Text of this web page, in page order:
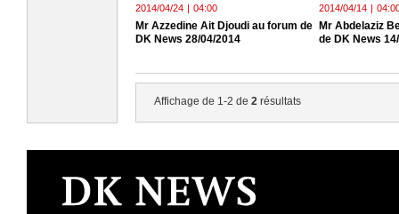
2014/04/24 | 04:00
Mr Azzedine Ait Djoudi au forum de
DK News 28/04/2014
2014/04/14 |
Mr Abdelaziz
de DK News
Affichage de 1-2 de 2 résultats